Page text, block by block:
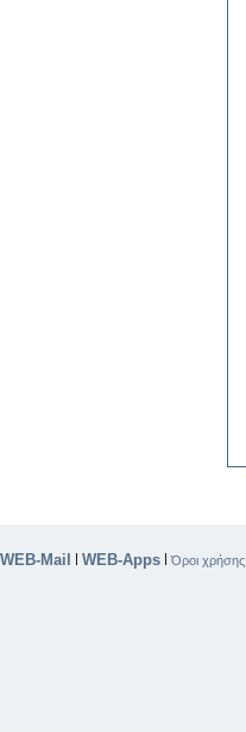
WEB-Mail | WEB-Apps |Όροι χρήσης